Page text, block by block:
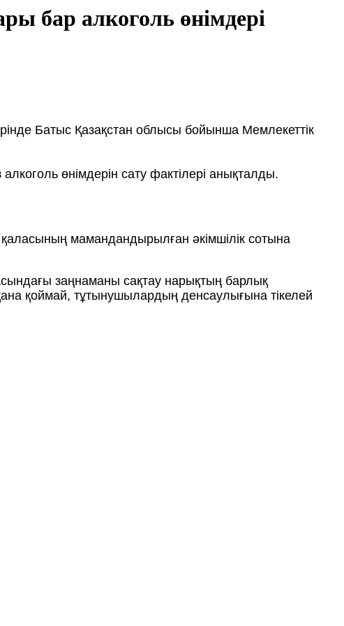
бар алкоголь өнімдері
Батыс Қазақстан облысы бойынша Мемлекеттік
өнімдерін сату фактілері анықталды.
мамандандырылған әкімшілік сотына
заңнаманы сақтау нарықтың барлық
қоймай, тұтынушылардың денсаулығына тікелей